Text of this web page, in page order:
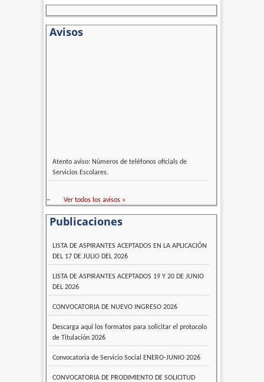
Avisos
Atento aviso: Números de teléfonos oficials de
Servicios Escolares.
– Ver todos los avisos »
Publicaciones
LISTA DE ASPIRANTES ACEPTADOS EN LA APLICACIÓN
DEL 17 DE JULIO DEL 2026
LISTA DE ASPIRANTES ACEPTADOS 19 Y 20 DE JUNIO
DEL 2026
CONVOCATORIA DE NUEVO INGRESO 2026
Descarga aquí los formatos para solicitar el protocolo
de Titulación 2026
Convocatoria de Servicio Social ENERO-JUNIO 2026
CONVOCATORIA DE PRODIMIENTO DE SOLICITUD